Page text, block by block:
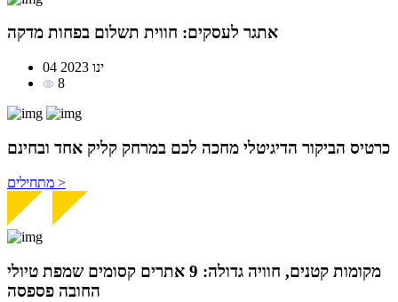
אתגר לעסקים: חווית תשלום בפחות מדקה
04 ינו 2023
8
כרטיס הביקור הדיגיטלי מחכה לכם במרחק קליק אחד ובחינם
מתחילים >
מקומות קטנים, חוויה גדולה: 9 אתרים קסומים שמפת טיולי
החובה פספסה